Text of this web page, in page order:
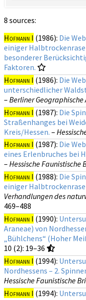
8 sources:
Hofmann I (1986): Die
einiger
besonderer
Faktoren.
Hofmann I (1986): Die
unterschiedlicher
– Berliner
Hofmann I (1987): Die
Straßenhanges bei
Kreis/Hessen. –
Hofmann I (1987): Die
eines Erlenbruches bei
– Hessische Faunistische
Hofmann I (1988): Die
einiger
Verhandlungen des
469–488
Hofmann I (1990):
Araneae) von
„Bühlchens“ (Hoher
10 (2): 19–36
Hofmann I (1994):
Nordhessens – 2.
Hessische Faunistische
Hofmann I (1994):